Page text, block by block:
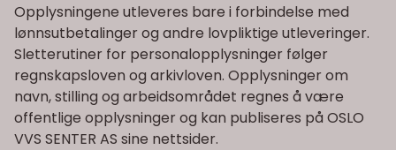
Opplysningene utleveres bare i forbindelse med
lønnsutbetalinger og andre lovpliktige utleveringer.
Sletterutiner for personalopplysninger følger
regnskapsloven og arkivloven. Opplysninger om
navn, stilling og arbeidsområdet regnes å være
offentlige opplysninger og kan publiseres på OSLO
VVS SENTER AS sine nettsider.